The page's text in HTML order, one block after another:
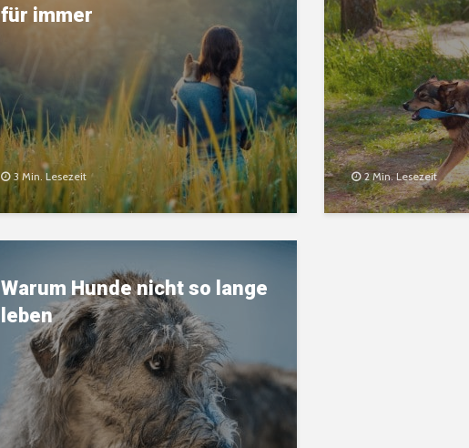
für immer
3 Min. Lesezeit 2 Min. Lesezeit
Warum Hunde nicht so lange
leben